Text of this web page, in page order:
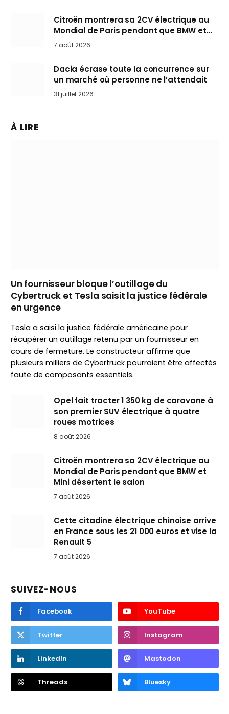
Citroën montrera sa 2CV électrique au
Mondial de Paris pendant que BMW et
Mini désertent le salon
7 août 2026
Dacia écrase toute la concurrence sur
un marché où personne ne l’attendait
31 juillet 2026
À LIRE
Un fournisseur bloque l’outillage du
Cybertruck et Tesla saisit la justice fédérale
en urgence
Tesla a saisi la justice fédérale américaine pour
récupérer un outillage retenu par un fournisseur en
cours de fermeture. Le constructeur affirme que
plusieurs milliers de Cybertruck pourraient être affectés
faute de composants essentiels.
Opel fait tracter 1 350 kg de caravane à
son premier SUV électrique à quatre
roues motrices
8 août 2026
Citroën montrera sa 2CV électrique au
Mondial de Paris pendant que BMW et
Mini désertent le salon
7 août 2026
Cette citadine électrique chinoise arrive
en France sous les 21 000 euros et vise la
Renault 5
7 août 2026
SUIVEZ-NOUS
Facebook YouTube
Twitter Instagram
LinkedIn Mastodon
Threads Bluesky